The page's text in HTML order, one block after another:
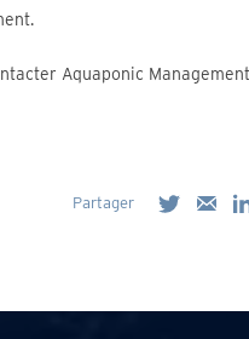
Aquaponic
Partager